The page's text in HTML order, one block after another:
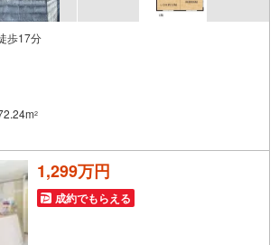
歩17分
2
1,299万円
成約でもらえる